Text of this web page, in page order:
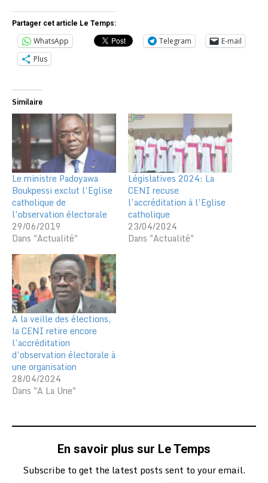
Partager cet article Le Temps:
WhatsApp Telegram
E-mail
Plus
Similaire
Le ministre Padoyawa
Boukpessi exclut l’Eglise
catholique de
l’observation électorale
29/06/2019
Dans "Actualité"
Législatives 2024: La
CENI recuse
l’accréditation à l’Eglise
catholique
23/04/2024
Dans "Actualité"
A la veille des élections,
la CENI retire encore
l’accréditation
d’observation électorale à
une organisation
28/04/2024
Dans "A La Une"
En savoir plus sur Le Temps
Subscribe to get the latest posts sent to your email.